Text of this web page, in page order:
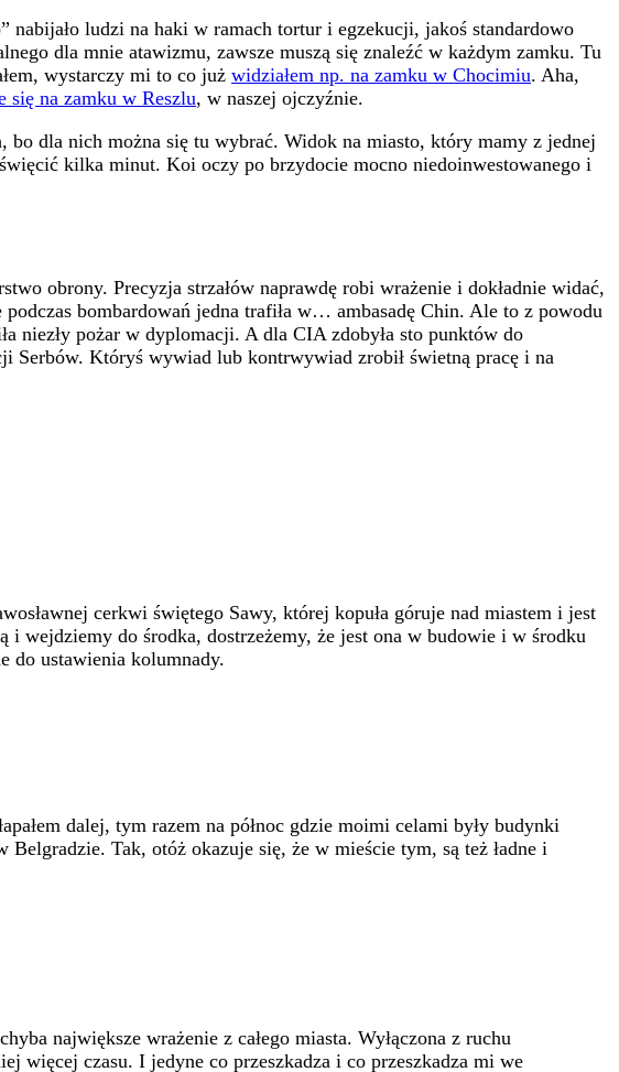
ludzi na haki w ramach tortur i egzekucji, jakoś standardowo
dla mnie atawizmu, zawsze muszą się znaleźć w każdym zamku. Tu
wystarczy mi to co już widziałem np. na zamku w Chocimiu. Aha,
się na zamku w Reszlu, w naszej ojczyźnie.
dla nich można się tu wybrać. Widok na miasto, który mamy z jednej
kilka minut. Koi oczy po brzydocie mocno niedoinwestowanego i
obrony. Precyzja strzałów naprawdę robi wrażenie i dokładnie widać,
bombardowań jedna trafiła w… ambasadę Chin. Ale to z powodu
niezły pożar w dyplomacji. A dla CIA zdobyła sto punktów do
Serbów. Któryś wywiad lub kontrwywiad zrobił świetną pracę i na
cerkwi świętego Sawy, której kopuła góruje nad miastem i jest
wejdziemy do środka, dostrzeżemy, że jest ona w budowie i w środku
do ustawienia kolumnady.
dalej, tym razem na północ gdzie moimi celami były budynki
Tak, otóż okazuje się, że w mieście tym, są też ładne i
największe wrażenie z całego miasta. Wyłączona z ruchu
więcej czasu. I jedyne co przeszkadza i co przeszkadza mi we